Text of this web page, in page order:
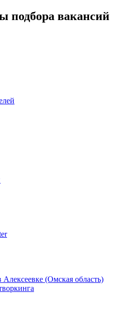
подбора вакансий
(Омская область)